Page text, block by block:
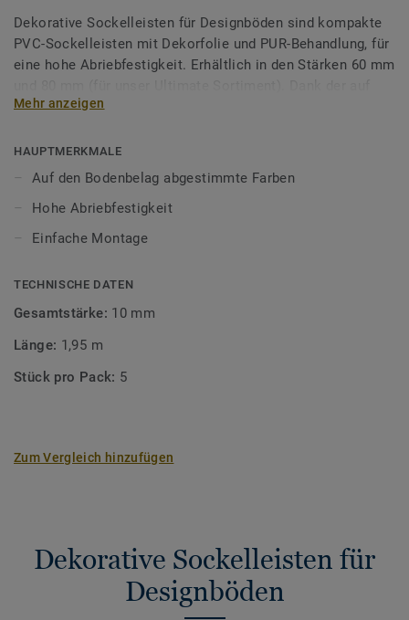
Dekorative Sockelleisten für Designböden sind kompakte
PVC-Sockelleisten mit Dekorfolie und PUR-Behandlung, für
eine hohe Abriebfestigkeit. Erhältlich in den Stärken 60 mm
unsere Designböden abgestimmten Farben sorgen Sie für
Mehr anzeigen
HAUPTMERKMALE
Auf den Bodenbelag abgestimmte Farben
Hohe Abriebfestigkeit
Einfache Montage
TECHNISCHE DATEN
Gesamtstärke: 10 mm
Länge: 1,95 m
Stück pro Pack: 5
Zum Vergleich hinzufügen
Dekorative Sockelleisten für
Designböden